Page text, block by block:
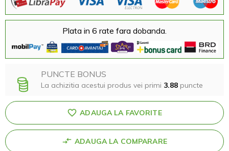
Plata in 6 rate fara dobanda.
PUNCTE BONUS
La achizitia acestui produs vei primi 3.88 puncte
ADAUGA LA FAVORITE
ADAUGA LA COMPARARE